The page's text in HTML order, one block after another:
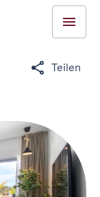
Teilen